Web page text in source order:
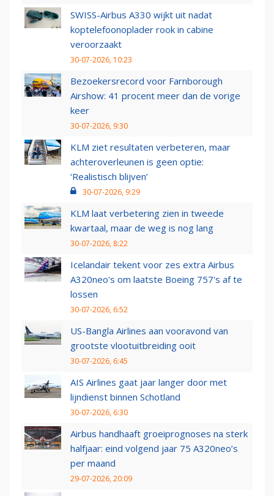
SWISS-Airbus A330 wijkt uit nadat
koptelefoonoplader rook in cabine
veroorzaakt
30-07-2026, 10:23
Bezoekersrecord voor Farnborough
Airshow: 41 procent meer dan de vorige
keer
30-07-2026, 9:30
KLM ziet resultaten verbeteren, maar
achteroverleunen is geen optie:
‘Realistisch blijven’
30-07-2026, 9:29
KLM laat verbetering zien in tweede
kwartaal, maar de weg is nog lang
30-07-2026, 8:22
Icelandair tekent voor zes extra Airbus
A320neo's om laatste Boeing 757's af te
lossen
30-07-2026, 6:52
US-Bangla Airlines aan vooravond van
grootste vlootuitbreiding ooit
30-07-2026, 6:45
AIS Airlines gaat jaar langer door met
lijndienst binnen Schotland
30-07-2026, 6:30
Airbus handhaaft groeiprognoses na sterk
halfjaar: eind volgend jaar 75 A320neo’s
per maand
29-07-2026, 20:09